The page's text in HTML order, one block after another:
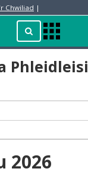
Chwiliad |
ChwilioApps
Menu
Preswylydd
2026